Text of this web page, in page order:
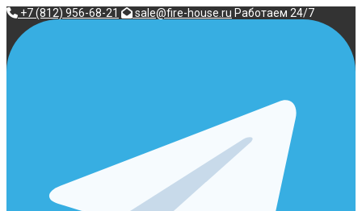
Перейти
содержимому
+7 (812) 956-68-21 sale@fire-house.ru Работаем 24/7